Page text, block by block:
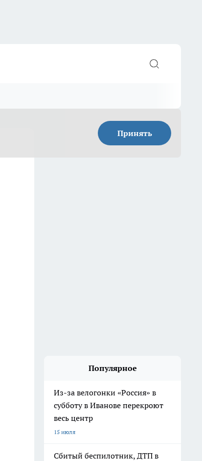
Принять
Популярное
Из-за велогонки «Россия» в
субботу в Иванове перекроют
весь центр
15 июля
Сбитый беспилотник, ДТП в